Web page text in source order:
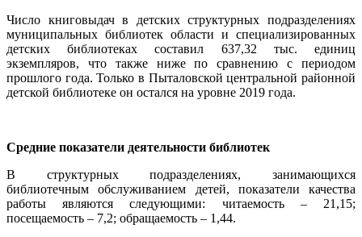
Число книговыдач в детских структурных подразделениях
муниципальных библиотек области и специализированных
детских библиотеках составил 637,32 тыс. единиц
экземпляров, что также ниже по сравнению с периодом
прошлого года. Только в Пыталовской центральной районной
детской библиотеке он остался на уровне 2019 года.
Средние показатели деятельности библиотек
В структурных подразделениях, занимающихся
библиотечным обслуживанием детей, показатели качества
работы являются следующими: читаемость ‒ 21,15;
посещаемость ‒ 7,2; обращаемость ‒ 1,44.